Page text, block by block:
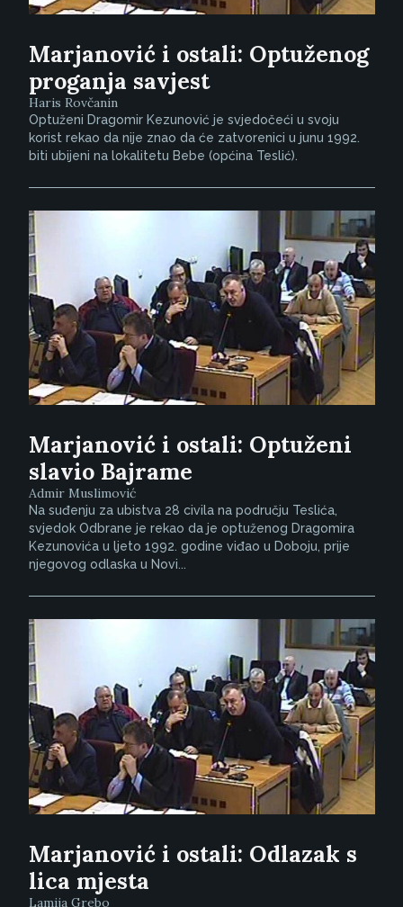
Marjanović i ostali: Optuženog
proganja savjest
Haris Rovčanin
Optuženi Dragomir Kezunović je svjedočeći u svoju
korist rekao da nije znao da će zatvorenici u junu 1992.
biti ubijeni na lokalitetu Bebe (općina Teslić).
Marjanović i ostali: Optuženi
slavio Bajrame
Admir Muslimović
Na suđenju za ubistva 28 civila na području Teslića,
svjedok Odbrane je rekao da je optuženog Dragomira
Kezunovića u ljeto 1992. godine viđao u Doboju, prije
njegovog odlaska u Novi...
Marjanović i ostali: Odlazak s
lica mjesta
Lamija Grebo